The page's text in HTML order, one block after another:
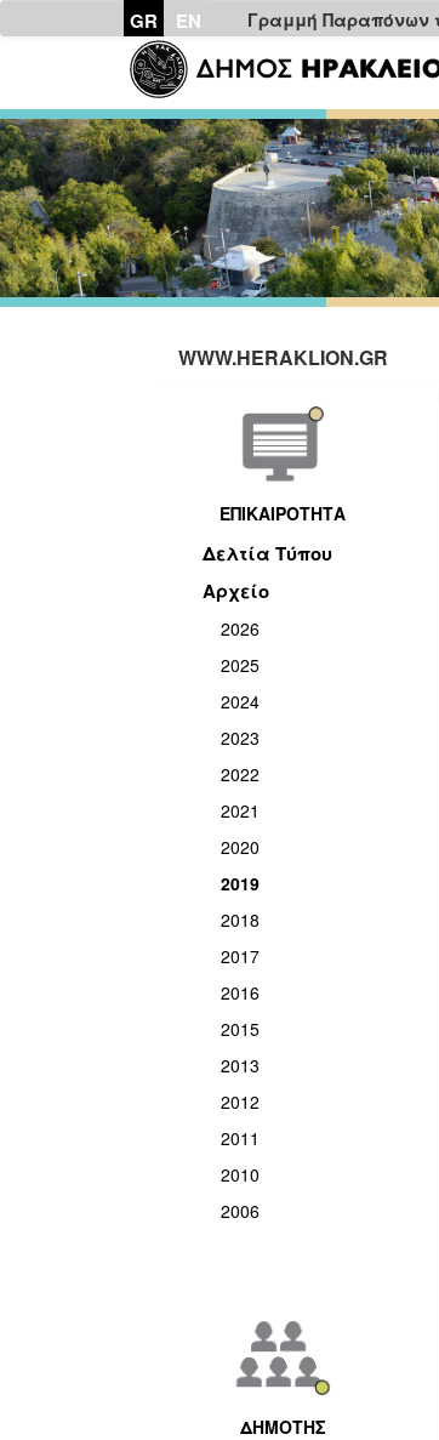
GR EN Γραμμή Παραπόνων
WWW.HERAKLION.GR
ΕΠΙΚΑΙΡΟΤΗΤΑ
Δελτία Τύπου
Αρχείο
2026
2025
2024
2023
2022
2021
2020
2019
2018
2017
2016
2015
2013
2012
2011
2010
2006
ΔΗΜΟΤΗΣ